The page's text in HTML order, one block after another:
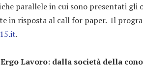
parallele in cui sono presentati
in risposta al call for paper. Il
.
Lavoro: dalla società della